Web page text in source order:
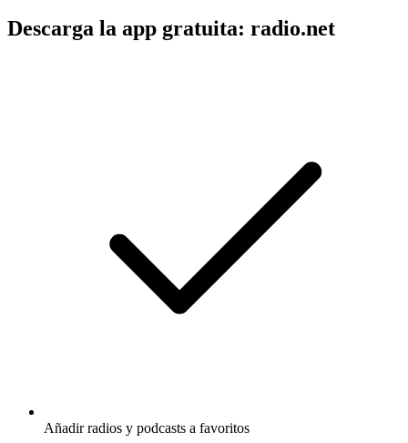
Descarga la app gratuita: radio.net
Añadir radios y podcasts a favoritos